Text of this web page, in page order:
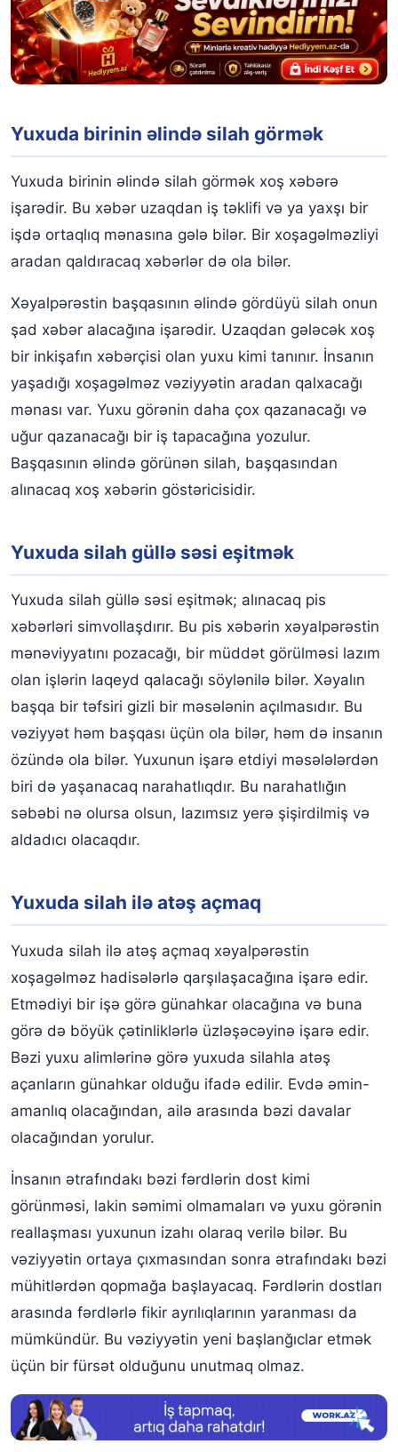
Yuxuda birinin əlində silah görmək
Yuxuda birinin əlində silah görmək xoş xəbərə
işarədir. Bu xəbər uzaqdan iş təklifi və ya yaxşı bir
işdə ortaqlıq mənasına gələ bilər. Bir xoşagəlməzliyi
aradan qaldıracaq xəbərlər də ola bilər.
Xəyalpərəstin başqasının əlində gördüyü silah onun
şad xəbər alacağına işarədir. Uzaqdan gələcək xoş
bir inkişafın xəbərçisi olan yuxu kimi tanınır. İnsanın
yaşadığı xoşagəlməz vəziyyətin aradan qalxacağı
mənası var. Yuxu görənin daha çox qazanacağı və
uğur qazanacağı bir iş tapacağına yozulur.
Başqasının əlində görünən silah, başqasından
alınacaq xoş xəbərin göstəricisidir.
Yuxuda silah güllə səsi eşitmək
Yuxuda silah güllə səsi eşitmək; alınacaq pis
xəbərləri simvollaşdırır. Bu pis xəbərin xəyalpərəstin
mənəviyyatını pozacağı, bir müddət görülməsi lazım
olan işlərin laqeyd qalacağı söylənilə bilər. Xəyalın
başqa bir təfsiri gizli bir məsələnin açılmasıdır. Bu
vəziyyət həm başqası üçün ola bilər, həm də insanın
özündə ola bilər. Yuxunun işarə etdiyi məsələlərdən
biri də yaşanacaq narahatlıqdır. Bu narahatlığın
səbəbi nə olursa olsun, lazımsız yerə şişirdilmiş və
aldadıcı olacaqdır.
Yuxuda silah ilə atəş açmaq
Yuxuda silah ilə atəş açmaq xəyalpərəstin
xoşagəlməz hadisələrlə qarşılaşacağına işarə edir.
Etmədiyi bir işə görə günahkar olacağına və buna
görə də böyük çətinliklərlə üzləşəcəyinə işarə edir.
Bəzi yuxu alimlərinə görə yuxuda silahla atəş
açanların günahkar olduğu ifadə edilir. Evdə əmin-
amanlıq olacağından, ailə arasında bəzi davalar
olacağından yorulur.
İnsanın ətrafındakı bəzi fərdlərin dost kimi
görünməsi, lakin səmimi olmamaları və yuxu görənin
reallaşması yuxunun izahı olaraq verilə bilər. Bu
vəziyyətin ortaya çıxmasından sonra ətrafındakı bəzi
mühitlərdən qopmağa başlayacaq. Fərdlərin dostları
arasında fərdlərlə fikir ayrılıqlarının yaranması da
mümkündür. Bu vəziyyətin yeni başlanğıclar etmək
üçün bir fürsət olduğunu unutmaq olmaz.